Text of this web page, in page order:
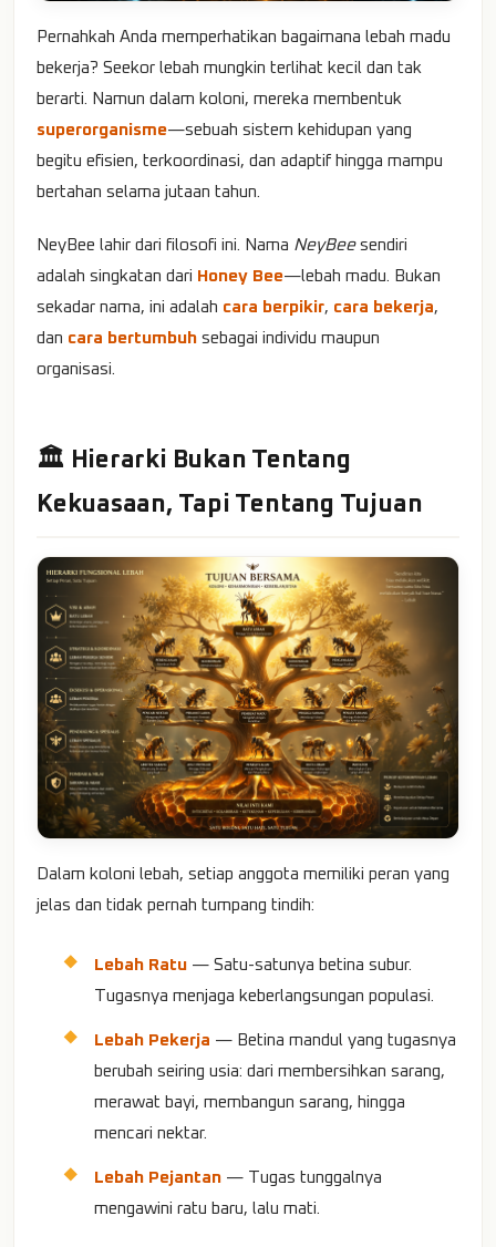
Pernahkah Anda memperhatikan bagaimana lebah madu
bekerja? Seekor lebah mungkin terlihat kecil dan tak
berarti. Namun dalam koloni, mereka membentuk
superorganisme—sebuah sistem kehidupan yang
begitu efisien, terkoordinasi, dan adaptif hingga mampu
bertahan selama jutaan tahun.
NeyBee lahir dari filosofi ini. Nama NeyBeesendiri
adalah singkatan dari Honey Bee—lebah madu. Bukan
sekadar nama, ini adalah cara berpikir, cara bekerja,
dan cara bertumbuh sebagai individu maupun
organisasi.
🏛️ Hierarki Bukan Tentang
Kekuasaan, Tapi Tentang Tujuan
Dalam koloni lebah, setiap anggota memiliki peran yang
jelas dan tidak pernah tumpang tindih:
Lebah Ratu — Satu-satunya betina subur.
Tugasnya menjaga keberlangsungan populasi.
Lebah Pekerja — Betina mandul yang tugasnya
berubah seiring usia: dari membersihkan sarang,
merawat bayi, membangun sarang, hingga
mencari nektar.
Lebah Pejantan — Tugas tunggalnya
mengawini ratu baru, lalu mati.